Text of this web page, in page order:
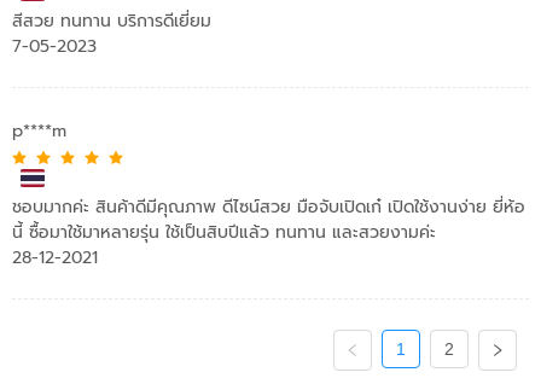
สีสวย ทนทาน บริการดีเยี่ยม
7-05-2023
p****m
ชอบมากค่ะ สินค้าดีมีคุณภาพ ดีไซน์สวย มือจับเปิดเก๋ เปิดใช้งานง่าย ยี่ห้อ
นี้ ซื้อมาใช้มาหลายรุ่น ใช้เป็นสิบปีแล้ว ทนทาน และสวยงามค่ะ
28-12-2021
1 2